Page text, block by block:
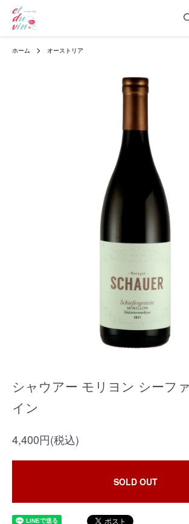
ホーム オーストリア
シャウアー モリヨン シーフ
イン
4,400円(税込)
SOLD OUT